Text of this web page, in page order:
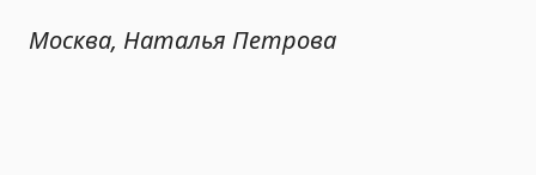
Москва, Наталья Петрова